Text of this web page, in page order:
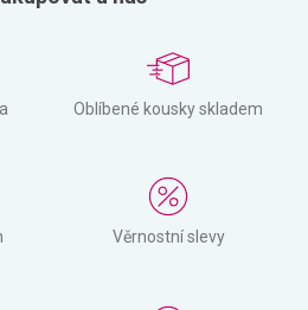
Oblíbené kousky skladem
Věrnostní slevy